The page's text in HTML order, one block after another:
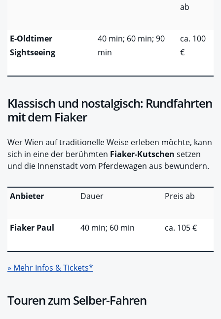
ab
E-Oldtimer
Sightseeing
40 min; 60 min; 90
min
ca. 100
€
Klassisch und nostalgisch: Rundfahrten
mit dem Fiaker
Wer Wien auf traditionelle Weise erleben möchte, kann
sich in eine der berühmten Fiaker-Kutschen setzen
und die Innenstadt vom Pferdewagen aus bewundern.
Anbieter Dauer Preis ab
Fiaker Paul 40 min; 60 min ca. 105 €
» Mehr Infos & Tickets*
Touren zum Selber-Fahren